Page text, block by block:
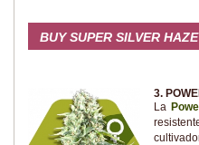
BUY SUPER SILVER HAZE
3.
La